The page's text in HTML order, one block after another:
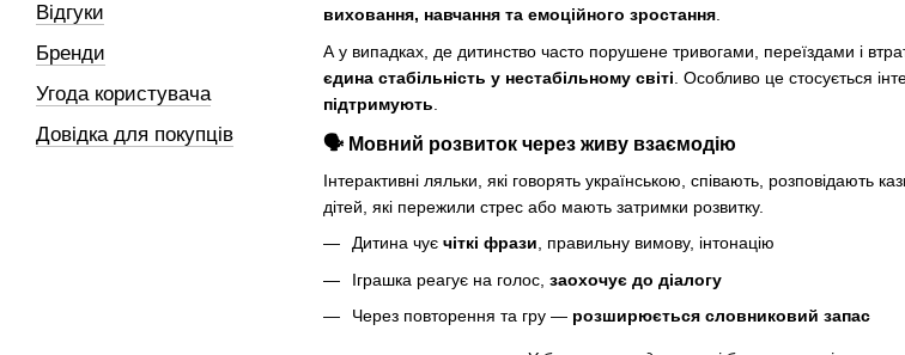
виховання, навчання та емоційного зростання.
А у випадках, де дитинство часто порушене тривогами, переїздами і
єдина стабільність у нестабільному світі . Особливо це стосується
підтримують
🗣️ Мовний розвиток через живу взаємодію
Інтерактивні ляльки, які говорять українською, співають, розповідають
дітей, які пережили стрес або мають затримки розвитку.
Дитина чує чіткі фрази , правильну вимову, інтонацію
Іграшка реагує на голос, заохочує до діалогу
Через повторення та гру — розширюється словниковий запас
Відгуки
Бренди
Угода користувача
Довідка для покупців